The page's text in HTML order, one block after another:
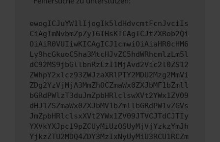
ewogICJuYW1lIjogIk5ldHdvcmtFcnJvciIs
CiAgImNvbmZpZyI6IHsKICAgICJtZXRob2Qi
OiAiR0VUIiwKICAgICJ1cmwiOiAiaHR0cHM6
Ly9hcGkueC5ha3MtcHJvZC5hdWRhcmlzLm5l
dC92MS9jbGllbnRzLzI1MjAvd2Vic2l0ZS12
ZWhpY2xlcz93ZWJzaXRlPTY2MDU2Mzg2MmVi
ZDg2YzVjMjA3MmZhOCZmaWx0ZXJbMF1bZmll
bGRdPWlzT3duJmZpbHRlclswXVt2YWx1ZV09
dHJ1ZSZmaWx0ZXJbMV1bZmllbGRdPW1vZGVs
JmZpbHRlclsxXVt2YWx1ZV09JTVCJTdCJTIy
YXVkYXJpc19pZCUyMiUzQSUyMjVjYzkzYmJh
YjkzZTU2MDQ4ZDY3MzIxNyUyMiU3RCU1RCZm